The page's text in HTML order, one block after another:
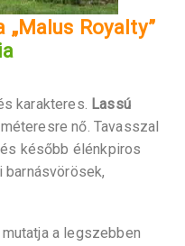
Royalty”
karakteres. Lassú
nő. Tavasszal
később élénkpiros
a legszebben